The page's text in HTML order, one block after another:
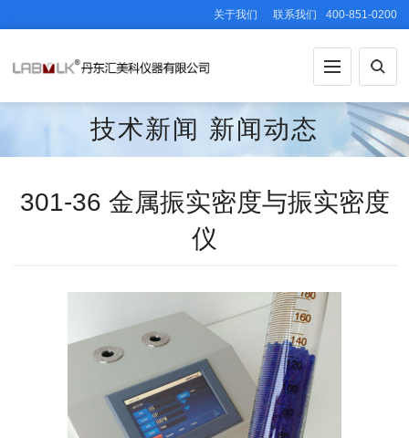
关于我们 联系我们 400-851-0200
技术新闻 新闻动态
301-36 金属振实密度与振实密度
仪